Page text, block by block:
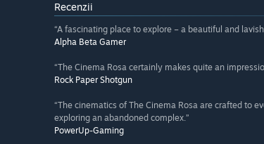
Recenzii
“A fascinating place to explore – a beautiful and
Alpha Beta Gamer
“The Cinema Rosa certainly makes quite an
Rock Paper Shotgun
“The cinematics of The Cinema Rosa are crafted to
exploring an abandoned complex.”
PowerUp-Gaming